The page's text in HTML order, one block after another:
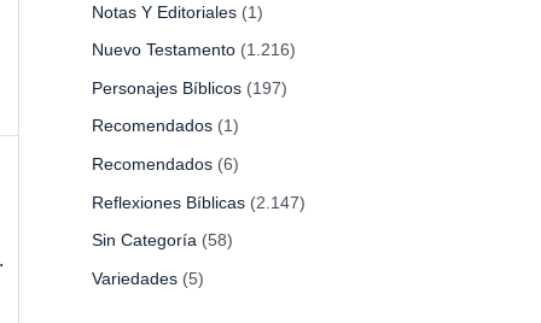
Notas Y Editoriales (1)
Nuevo Testamento (1.216)
Personajes Bíblicos (197)
Recomendados (1)
Recomendados (6)
Reflexiones Bíblicas (2.147)
Sin Categoría (58)
Variedades (5)